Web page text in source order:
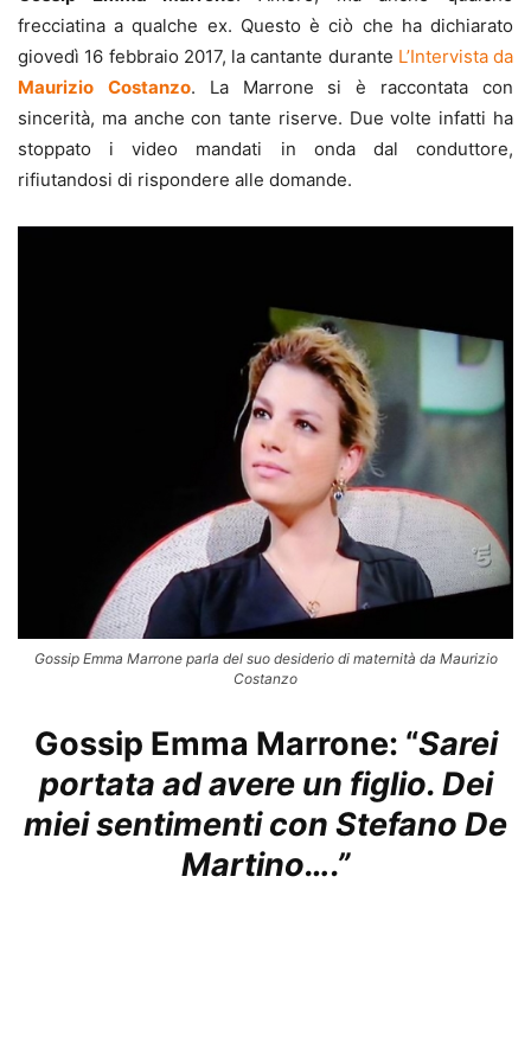
frecciatina a qualche ex. Questo è ciò che ha dichiarato
giovedì 16 febbraio 2017, la cantante durante L’Intervista da
Maurizio
Costanzo. La Marrone si è raccontata con
sincerità, ma anche con tante riserve. Due volte infatti ha
stoppato i video mandati in onda dal conduttore,
rifiutandosi di rispondere alle domande.
Gossip Emma Marrone parla del suo desiderio di maternità da Maurizio
Costanzo
Gossip Emma Marrone: “Sarei
portata ad avere un figlio. Dei
miei sentimenti con Stefano De
Martino….”